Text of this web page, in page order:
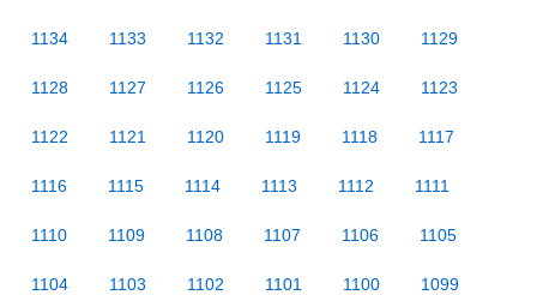
1134 1133 1132 1131 1130 1129
1128 1127 1126 1125 1124 1123
1122 1121 1120 1119 1118 1117
1116 1115 1114 1113 1112 1111
1110 1109 1108 1107 1106 1105
1104 1103 1102 1101 1100 1099